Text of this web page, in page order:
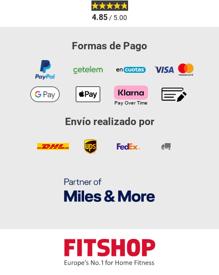
4.85/ 5.00
Formas de Pago
Envío realizado por